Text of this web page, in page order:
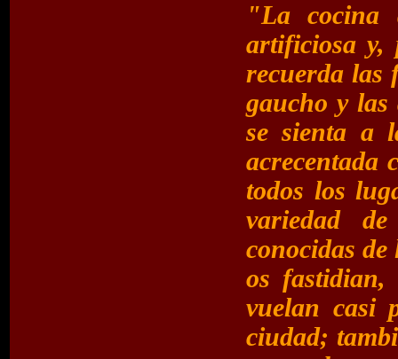
"La cocina
artificiosa y,
recuerda las
gaucho y las
se sienta a
acrecentada
todos los
variedad
conocidas
os fastidian,
vuelan casi
ciudad;